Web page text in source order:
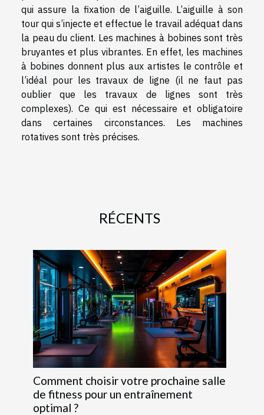
qui assure la fixation de l’aiguille. L’aiguille à son
tour qui s’injecte et effectue le travail adéquat dans
la peau du client. Les machines à bobines sont très
bruyantes et plus vibrantes. En effet, les machines
à bobines donnent plus aux artistes le contrôle et
l’idéal pour les travaux de ligne (il ne faut pas
oublier que les travaux de lignes sont très
complexes). Ce qui est nécessaire et obligatoire
dans certaines circonstances. Les machines
rotatives sont très précises.
RÉCENTS
Comment choisir votre prochaine salle
de fitness pour un entraînement
optimal ?